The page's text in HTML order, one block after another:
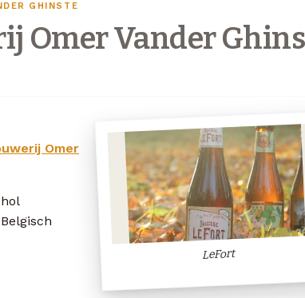
GHINSTE
Omer Vander
Omer
LeFort